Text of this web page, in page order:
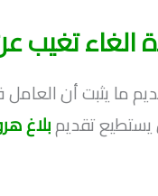
الغاء تغيب
ما يثبت أن العامل
يستطيع تقديمبلاغ